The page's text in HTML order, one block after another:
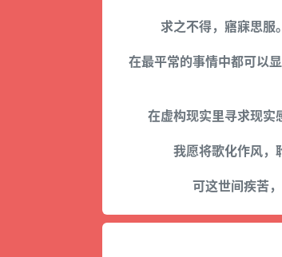
求之不得，寤寐思
在最平常的事情中都可以
在虚构现实里寻求现
我愿将歌化作风
可这世间疾苦